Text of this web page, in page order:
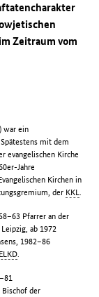
Zeitraum vom
) war ein
mit dem
evangelischen Kirche
Jahre
Kirchen in
der KKL.
Pfarrer an der
ab 1972
1982–86
.
Bischof der